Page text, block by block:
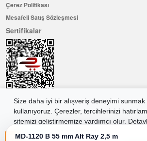
MD-1120 B 55 mm Alt Ray 2,5 m
Size daha iyi bir alışveriş deneyimi
kullanıyoruz. Çerezler, tercihlerinizi
sitemizi geliştirmemize yardımcı olur.
Çerez Politikası
Mesafeli Satış Sözleşmesi
Sertifikalar
Hemen Üye Olun ...ve 100 ₺ değerinde
Üye Ol